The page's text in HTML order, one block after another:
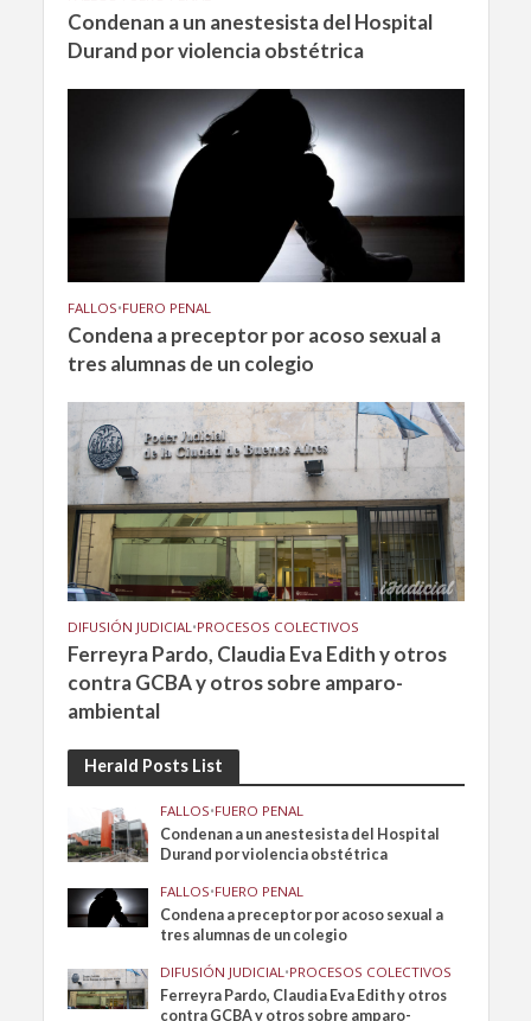
Condenan a un anestesista del Hospital
Durand por violencia obstétrica
FALLOS•FUERO PENAL
Condena a preceptor por acoso sexual a
tres alumnas de un colegio
DIFUSIÓN JUDICIAL •PROCESOS COLECTIVOS
Ferreyra Pardo, Claudia Eva Edith y otros
contra GCBA y otros sobre amparo-
ambiental
Herald Posts List
FALLOS•FUERO PENAL
Condenan a un anestesista del Hospital
Durand por violencia obstétrica
FALLOS•FUERO PENAL
Condena a preceptor por acoso sexual a
tres alumnas de un colegio
DIFUSIÓN JUDICIAL •PROCESOS COLECTIVOS
Ferreyra Pardo, Claudia Eva Edith y otros
contra GCBA y otros sobre amparo-